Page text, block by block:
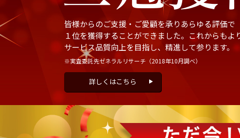
皆様からのご支援・ご愛顧を承りあらゆる評価で
１位を獲得することができました。これからもよ
サービス品質向上を目指し、精進して参ります。
※実査委託先ゼネラルリサーチ （2018年10月調べ）
詳しくはこちら